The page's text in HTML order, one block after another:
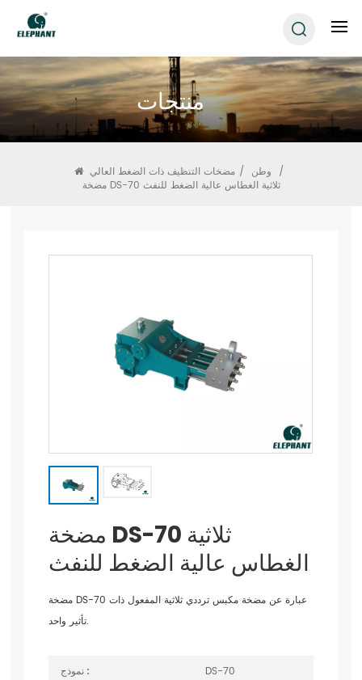
منتجات
وطن / مضخات التنظيف ذات الضغط العالي
/
مضخة DS-70 ثلاثية الغطاس عالية الضغط للنفث
مضخة DS-70 ثلاثية
الغطاس عالية الضغط للنفث
مضخة DS-70 عبارة عن مضخة مكبس ترددي ثلاثية المفعول ذات
تأثير واحد.
نموذج : DS-70